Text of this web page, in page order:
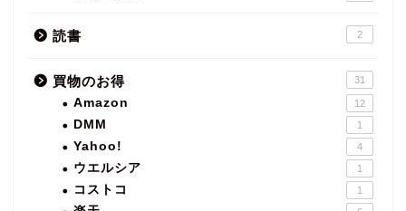
読書 2
買物のお得 31
Amazon 12
DMM 1
Yahoo! 4
ウエルシア 1
コストコ 1